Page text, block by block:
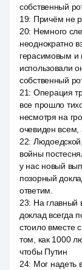
собственный
19: Причём не
20: Немного
неоднократно
герасимовым и
использовали
собственный
21: Операция
все прошло
несмотря на
очевиден всем,
22:
войны
у нас новый
позорный
ответим.
23: На главный
доклад всегда
стоило вместе
том, как 1000
чтобы Путин
24: Мог надеть